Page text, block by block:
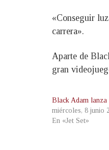
«Conseguir
carrera».
Aparte de
gran
Black Adam
miércoles, 8 junio
En «Jet Set»